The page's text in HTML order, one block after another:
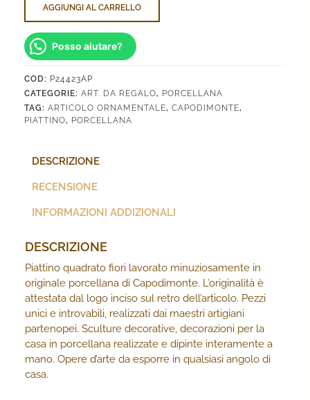
AGGIUNGI AL CARRELLO
Posso aiutare?
COD: P24423AP
CATEGORIE: ART. DA REGALO, PORCELLANA
TAG: ARTICOLO ORNAMENTALE, CAPODIMONTE,
PIATTINO, PORCELLANA
DESCRIZIONE
RECENSIONE
INFORMAZIONI ADDIZIONALI
DESCRIZIONE
Piattino quadrato fiori lavorato minuziosamente in
originale porcellana di Capodimonte. L’originalità è
attestata dal logo inciso sul retro dell’articolo. Pezzi
unici e introvabili, realizzati dai maestri artigiani
partenopei. Sculture decorative, decorazioni per la
casa in porcellana realizzate e dipinte interamente a
mano. Opere d’arte da esporre in qualsiasi angolo di
casa.